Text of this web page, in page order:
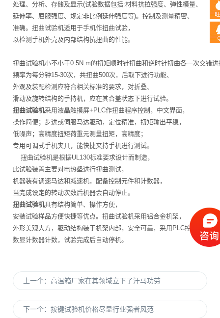
处理、分析、存储及显示(试验数据包括:材料抗拉强度、弹性模量、
延伸率、屈服强度、规定非比例延伸强度等)。控制及测量精密、
准确。扭曲试验机适用于手机作扭曲试验，
以检测手机外壳及内部结构抗扭曲的性能。
扭曲试验机小不小于0.5N.m的扭矩顺时针扭曲和逆时针扭曲各一次交错进
频率为每分钟15-30次，共扭曲500次，后取下进行功能、
外观及装配检测应符合相关标准的要求，对折叠、
滑动及旋转结构的手持机，应在其合盖状态下进行试验。
扭曲试验机采用液晶触摸屏+PLC作扭曲程序控制，中文界面，
操作简便；步进或伺服马达驱动，定位精准，扭矩输出平稳，
低噪声；高精度扭矩荷重元测量扭矩，高精度；
专用可调式手机夹具，能快捷夹持手机进行测试。
扭曲试验机是根据UL130标准要求设计而制造，
此试验装置主要对电热垫进行扭曲测试，
机器装有调速马达和减速机，配备控制元件和计数器，
当完成设定的转动次数后机器会自动停止。
扭曲试验机具有结构简单、操作方便，
安装试验样品方便快捷等优点。扭曲试验机采用铝合金机架，
外形美观大方，驱动结构装于机架内部，安全可靠，采用PLC控制，
数显计数器计数，试验完成后自动停机。
上一个：高温箱厂家在其领域立下了汗马功劳
下一个：按键试验机价格尽显行业强者风范